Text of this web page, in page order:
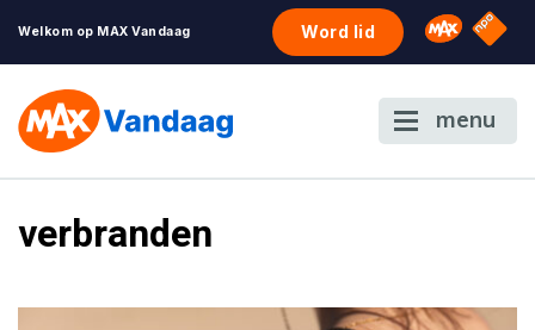
Welkom op MAX Vandaag Word lid Omroep
NPO
menu
verbranden